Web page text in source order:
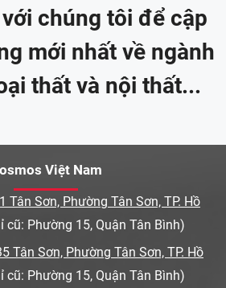
chúng tôi để cập
mới nhất về ngành
thất và nội thất...
Việt Nam
Tân Sơn, Phường Tân Sơn, TP. Hồ
cũ: Phường 15, Quận Tân Bình)
Tân Sơn, Phường Tân Sơn, TP. Hồ
cũ: Phường 15, Quận Tân Bình)